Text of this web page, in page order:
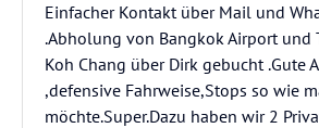
Einfacher Kontakt über Mail und
.Abholung von Bangkok Airport und
Koh Chang über Dirk gebucht .Gute
,defensive Fahrweise,Stops so wie
möchte.Super.Dazu haben wir 2